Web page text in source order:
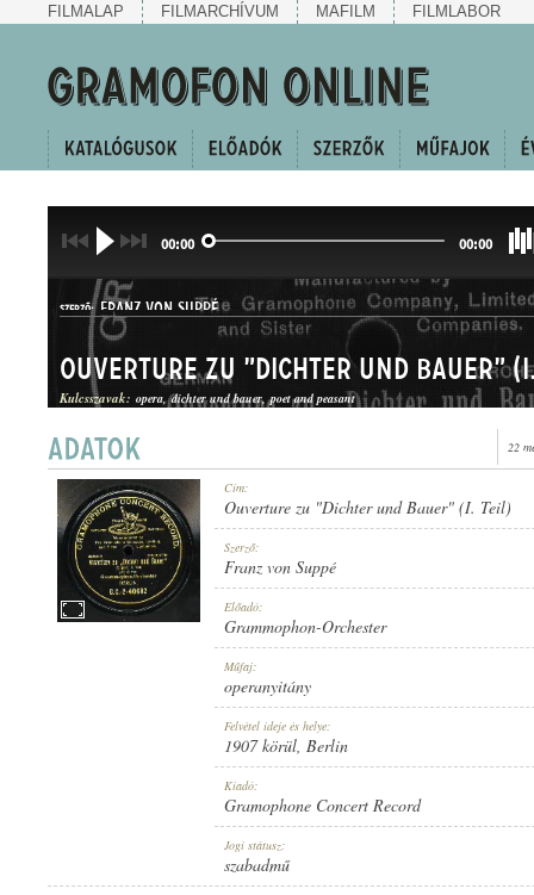
FILMALAP FILMARCHÍVUM MAFILM FILMLABOR
00:00 00:00
SZERZŐ: FRANZ VON SUPPÉ
OPERANYITÁNY
GRAMOPHONE CONCERT RECORD
Ouverture zu "Dichter und Bauer"
Kulcsszavak: opera dichter und bauer poet and peasant
22
Cím:
Ouverture zu "Dichter und Bauer" (I. Teil)
Szerző:
Franz von Suppé
Előadó:
Grammophon-Orchester
Műfaj:
operanyitány
Felvétel ideje és helye:
1907 körül, Berlin
Kiadó:
Gramophone Concert Record
Jogi státusz:
szabadmű